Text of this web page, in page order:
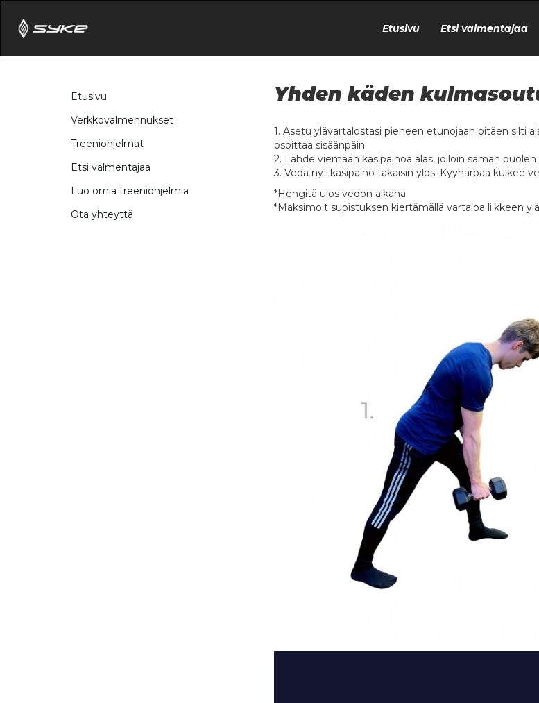
Etusivu Etsi valmentajaa
Etusivu
Verkkovalmennukset
Treeniohjelmat
Etsi valmentajaa
Luo omia treeniohjelmia
Ota yhteyttä
Yhden käden
1. Asetu ylävartalostasi pieneen etunojaan pitäen silti
osoittaa sisäänpäin.
2. Lähde viemään käsipainoa alas, jolloin saman
3. Vedä nyt käsipaino takaisin ylös. Kyynärpää kulkee
*Hengitä ulos vedon aikana
*Maksimoit supistuksen kiertämällä vartaloa liikkeen